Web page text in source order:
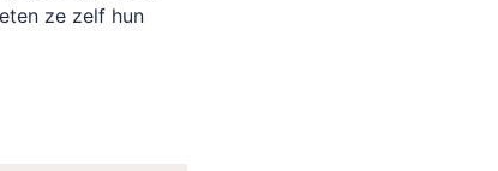
ze zelf hun